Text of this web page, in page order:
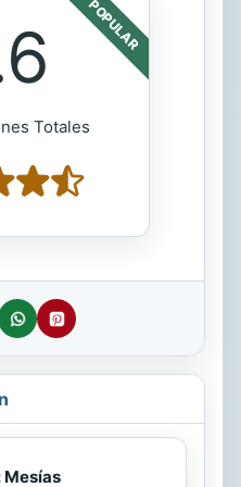
POPULAR
Totales
Mesías